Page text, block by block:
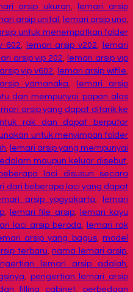
arsip ukuran,
lemari arsip
arsip unital , lemari arsip uno,
untuk menempatkan folder
602, lemari arsip v202,
lemari
arsip vip 202, lemari arsip vip
vip v602, lemari arsip wifile,
yamanaka,
lemari arsip
dan mempunyai papan alas
arsip yang dapat ditarik ke
rak dan dapat berputar
untuk menyimpan folder
, lemari arsip yang mempunyai
maupun keluar disebut,
laci disusun secara
dari beberapa laci yang dapat
arsip yogyakarta,
lemari
, lemari file arsip,
lemari kayu
laci arsip beroda,
lemari rak
arsip yang bagus,model
terbaru,nama lemari arsip,
lemari arsip adalah,
, pengertian lemari arsip
filling cabinet,perbedaan